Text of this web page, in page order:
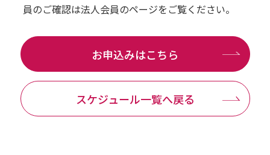
員のご確認は法人会員のページをご覧ください。
お申込みはこちら
スケジュール一覧へ戻る